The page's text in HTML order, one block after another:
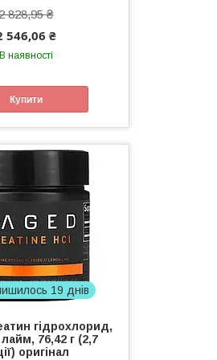
828,95 ₴
546,06 ₴
В наявності
Купити
19 днів
гідрохлорид,
76,42 г (2,7
оригінал